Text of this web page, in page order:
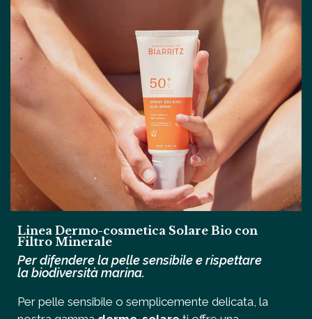
Linea Dermo-cosmetica Solare Bio con
Filtro Minerale
Per difendere la pelle sensibile e rispettare
la biodiversità marina.
Per pelle sensibile o semplicemente delicata, la